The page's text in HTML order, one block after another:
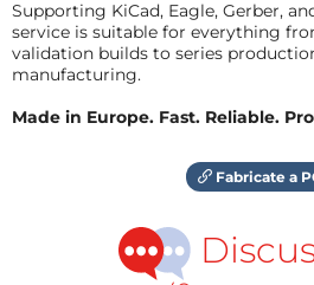
Supporting KiCad, Eagle, Gerber,
service is suitable for everything
validation builds to series
manufacturing.
Made in Europe. Fast. Reliable.
Fabricate a